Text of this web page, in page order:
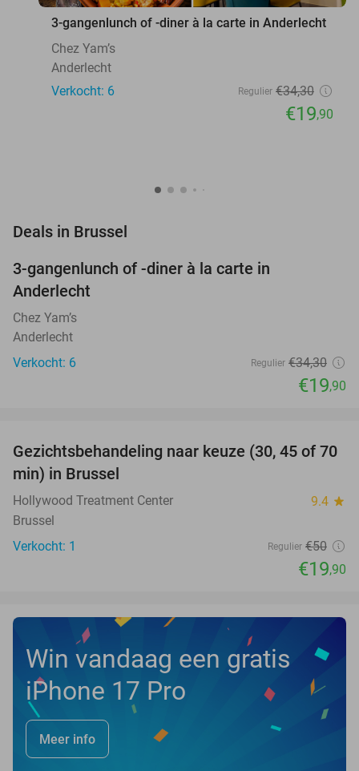
3-gangenlunch of -diner à la carte in Anderlecht
Chez Yam’s
Anderlecht
Verkocht: 6
Regulier €34,30
€19,90
Deals in Brussel
NEW
TODAY
3-gangenlunch of -diner à la carte in
Anderlecht
Chez Yam’s
Anderlecht
Verkocht: 6
Regulier €34,30
€19,90
60%
TODAY
Gezichtsbehandeling naar keuze (30, 45 of 70
min) in Brussel
Hollywood Treatment Center 9.4 star
Brussel
Verkocht: 1
Regulier €50
€19,90
Win vandaag een gratis
iPhone 17 Pro
Meer info